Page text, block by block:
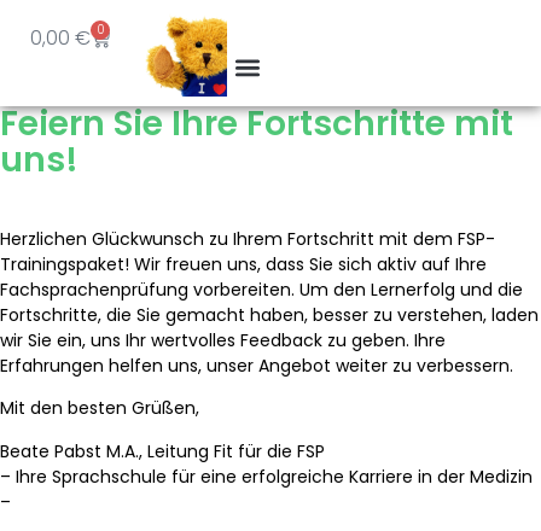
0,00 € 0
Feiern Sie Ihre Fortschritte mit
uns!
Herzlichen Glückwunsch zu Ihrem Fortschritt mit dem FSP-
Trainingspaket! Wir freuen uns, dass Sie sich aktiv auf Ihre
Fachsprachenprüfung vorbereiten. Um den Lernerfolg und die
Fortschritte, die Sie gemacht haben, besser zu verstehen, laden
wir Sie ein, uns Ihr wertvolles Feedback zu geben. Ihre
Erfahrungen helfen uns, unser Angebot weiter zu verbessern.
Mit den besten Grüßen,
Beate Pabst M.A., Leitung Fit für die FSP
– Ihre Sprachschule für eine erfolgreiche Karriere in der Medizin
–